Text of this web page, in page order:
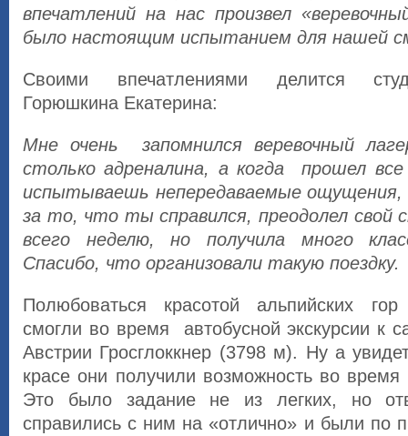
впечатлений на нас произвел
было настоящим испытанием для нашей
Своими впечатлениями делится
Горюшкина Екатерина:
Мне очень запомнился веревочный
столько адреналина, а когда прошел
испытываешь непередаваемые ощущения,
за то, что ты справился, преодолел свой
всего неделю, но получила много
Спасибо, что организовали такую поездку.
Полюбоваться красотой альпийских гор
смогли во время автобусной экскурсии к
Австрии Гросглоккнер (3798 м). Ну а
красе они получили возможность во время
Это было задание не из легких, но
справились с ним на «отлично» и были по